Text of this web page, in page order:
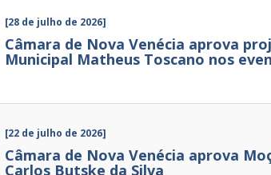
[28 de julho de 2026]
Câmara de Nova Venécia aprova
Municipal Matheus Toscano nos
[22 de julho de 2026]
Câmara de Nova Venécia aprova
Carlos Butske da Silva